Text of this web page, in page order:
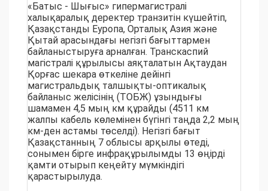
«Батыс - Шығыс» гипермагистралі
халықаралық деректер транзитін күшейтіп,
Қазақстанды Еуропа, Орталық Азия және
Қытай арасындағы негізгі бағыттармен
байланыстыруға арналған. Транскаспий
магістралі құрылысы аяқталатын Ақтаудан
Қорғас шекара өткеліне дейінгі
магистральдық талшықты-оптикалық
байланыс желісінің (ТОБЖ) ұзындығы
шамамен 4,5 мың км құрайды (4511 км
жалпы кабель көлемінен бүгінгі таңда 2,2 мың
км-ден астамы төселді). Негізгі бағыт
Қазақстанның 7 облысы арқылы өтеді,
сонымен бірге инфрақұрылымды 13 өңірді
қамти отырып кеңейту мүмкіндігі
қарастырылуда.